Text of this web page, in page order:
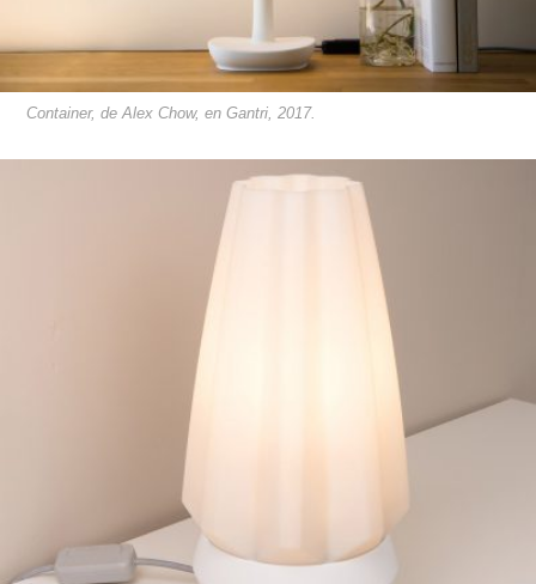
Container, de Alex Chow, en Gantri, 2017.